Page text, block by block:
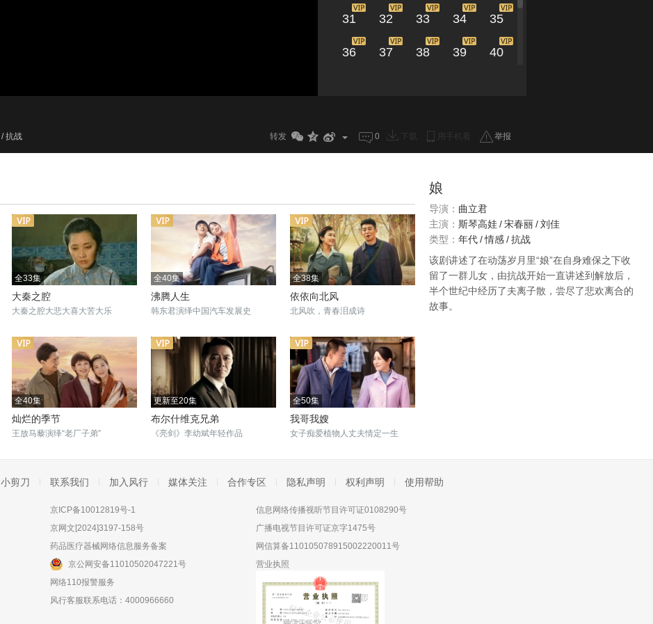
31 32 33 34 35
36 37 38 39 40
/ 抗战 转发 0 举报
全33集
大秦之腔
大秦之腔大悲大喜大苦大乐
全40集
沸腾人生
韩东君演绎中国汽车发展史
全38集
依依向北风
北风吹，青春泪成诗
全40集
灿烂的季节
王放马藜演绎“老厂子弟”
更新至20集
布尔什维克兄弟
《亮剑》李幼斌年轻作品
全50集
我哥我嫂
女子痴爱植物人丈夫情定一生
娘
导演： 曲立君
主演： 斯琴高娃/宋春丽/刘佳
类型： 年代/情感/抗战
该剧讲述了在动荡岁月里“娘”在自身难保之下收
留了一群儿女，由抗战开始一直讲述到解放后，
半个世纪中经历了夫离子散，尝尽了悲欢离合的
故事。
小剪刀 联系我们 加入风行 媒体关注 合作专区 隐私声明 权利声明 使用帮助
京ICP备10012819号-1
京网文[2024]3197-158号
药品医疗器械网络信息服务备案
京公网安备11010502047221号
网络110报警服务
风行客服联系电话：4000966660
信息网络传播视听节目许可证0108290号
广播电视节目许可证京字1475号
网信算备110105078915002220011号
营业执照